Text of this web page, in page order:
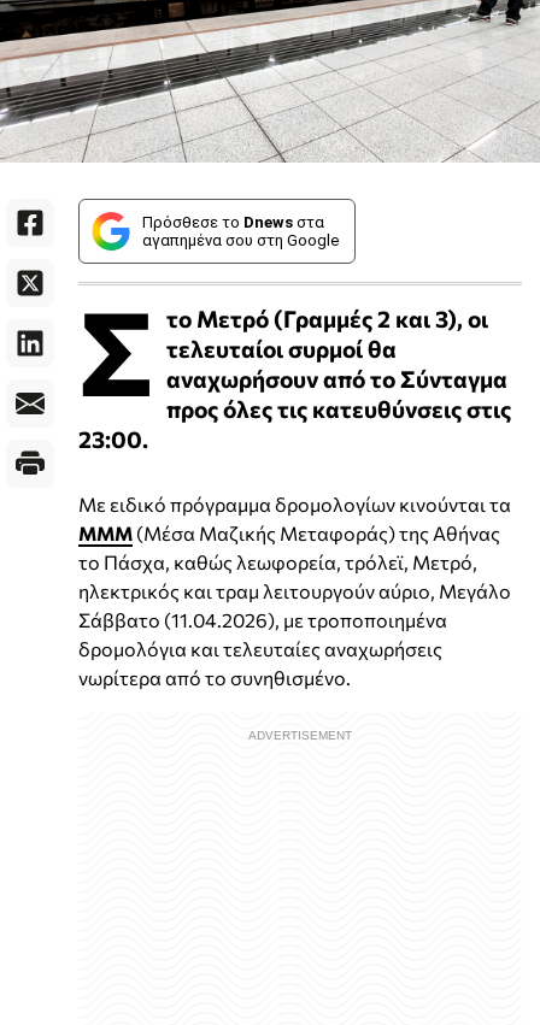
Πρόσθεσε το Dnews στα
αγαπημένα σου στη Google
Σ το Μετρό (Γραμμές 2 και 3), οι
τελευταίοι συρμοί θα
αναχωρήσουν από το Σύνταγμα
προς όλες τις κατευθύνσεις στις
23:00.
Με ειδικό πρόγραμμα δρομολογίων κινούνται τα
ΜΜΜ (Μέσα Μαζικής Μεταφοράς) της Αθήνας
το Πάσχα, καθώς λεωφορεία, τρόλεϊ, Μετρό,
ηλεκτρικός και τραμ λειτουργούν αύριο, Μεγάλο
Σάββατο (11.04.2026), με τροποποιημένα
δρομολόγια και τελευταίες αναχωρήσεις
νωρίτερα από το συνηθισμένο.